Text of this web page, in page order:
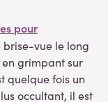
pour
vue le long
grimpant sur
quelque fois un
occultant, il est